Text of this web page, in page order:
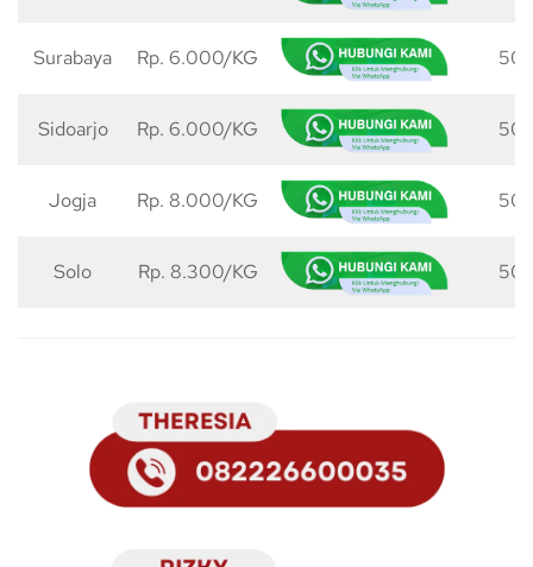
Surabaya Rp. 6.000/KG 50
Sidoarjo Rp. 6.000/KG 50
Jogja Rp. 8.000/KG 50
Solo Rp. 8.300/KG 50